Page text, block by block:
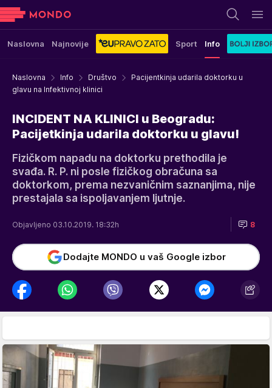
Naslovna Najnovije Sport Info
Naslovna Info Društvo
Pacijentkinja udarila doktorku u
glavu na Infektivnoj klinici
INCIDENT NA KLINICI u Beogradu:
Pacijetkinja udarila doktorku u glavu!
Fizičkom napadu na doktorku prethodila je
svađa. R. P. ni posle fizičkog obračuna sa
doktorkom, prema nezvaničnim saznanjima, nije
prestajala sa ispoljavanjem ljutnje.
Objavljeno 03.10.2019. 18:32h 8
Dodajte MONDO u vaš Google izbor